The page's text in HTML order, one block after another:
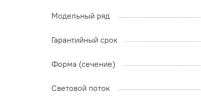
Модельный ряд
Гарантийный срок
Форма (сечение)
Световой поток